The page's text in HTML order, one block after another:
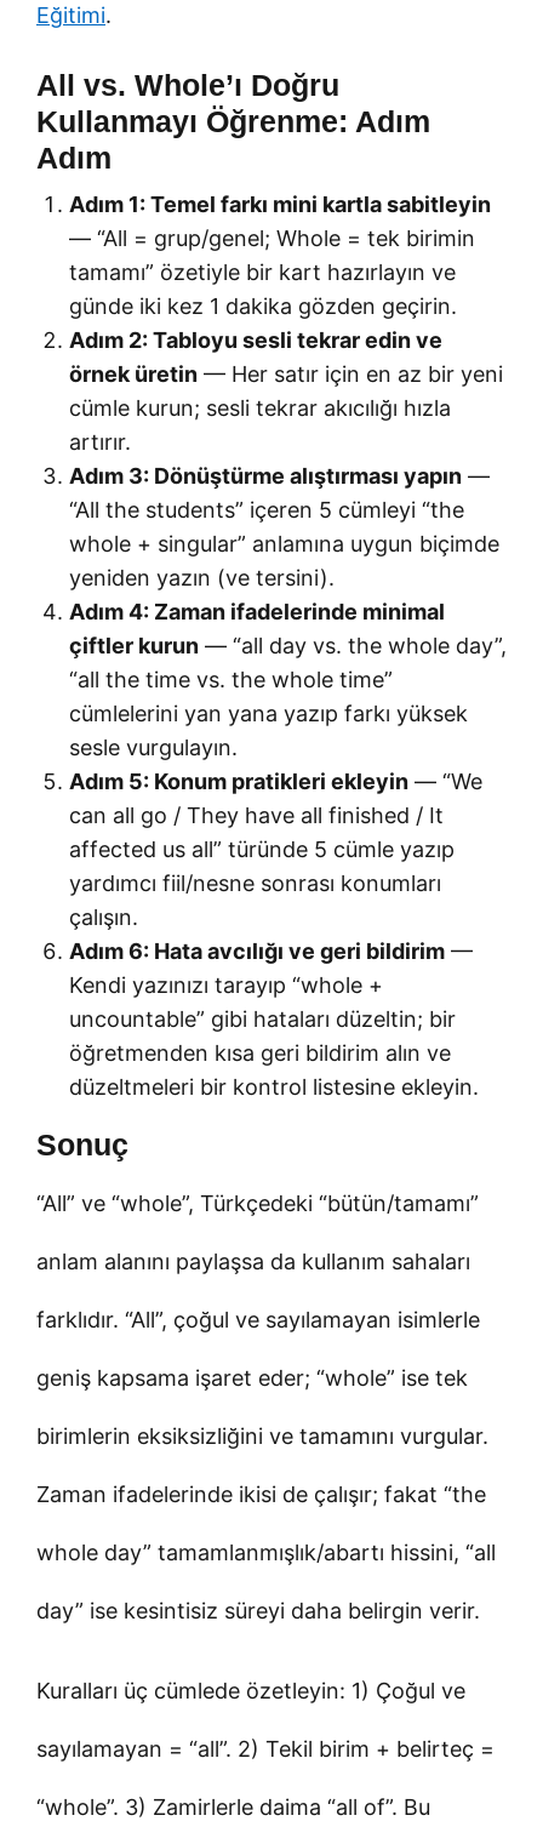
Eğitimi.
All vs. Whole’ı Doğru
Kullanmayı Öğrenme: Adım
Adım
Adım 1: Temel farkı mini kartla sabitleyin
— “All = grup/genel; Whole = tek birimin
tamamı” özetiyle bir kart hazırlayın ve
günde iki kez 1 dakika gözden geçirin.
Adım 2: Tabloyu sesli tekrar edin ve
örnek üretin — Her satır için en az bir yeni
cümle kurun; sesli tekrar akıcılığı hızla
artırır.
Adım 3: Dönüştürme alıştırması yapın —
“All the students” içeren 5 cümleyi “the
whole + singular” anlamına uygun biçimde
yeniden yazın (ve tersini).
Adım 4: Zaman ifadelerinde minimal
çiftler kurun — “all day vs. the whole day”,
“all the time vs. the whole time”
cümlelerini yan yana yazıp farkı yüksek
sesle vurgulayın.
Adım 5: Konum pratikleri ekleyin — “We
can all go / They have all finished / It
affected us all” türünde 5 cümle yazıp
yardımcı fiil/nesne sonrası konumları
çalışın.
Adım 6: Hata avcılığı ve geri bildirim —
Kendi yazınızı tarayıp “whole +
uncountable” gibi hataları düzeltin; bir
öğretmenden kısa geri bildirim alın ve
düzeltmeleri bir kontrol listesine ekleyin.
Sonuç
“All” ve “whole”, Türkçedeki “bütün/tamamı”
anlam alanını paylaşsa da kullanım sahaları
farklıdır. “All”, çoğul ve sayılamayan isimlerle
geniş kapsama işaret eder; “whole” ise tek
birimlerin eksiksizliğini ve tamamını vurgular.
Zaman ifadelerinde ikisi de çalışır; fakat “the
whole day” tamamlanmışlık/abartı hissini, “all
day” ise kesintisiz süreyi daha belirgin verir.
Kuralları üç cümlede özetleyin: 1) Çoğul ve
sayılamayan = “all”. 2) Tekil birim + belirteç =
“whole”. 3) Zamirlerle daima “all of”. Bu